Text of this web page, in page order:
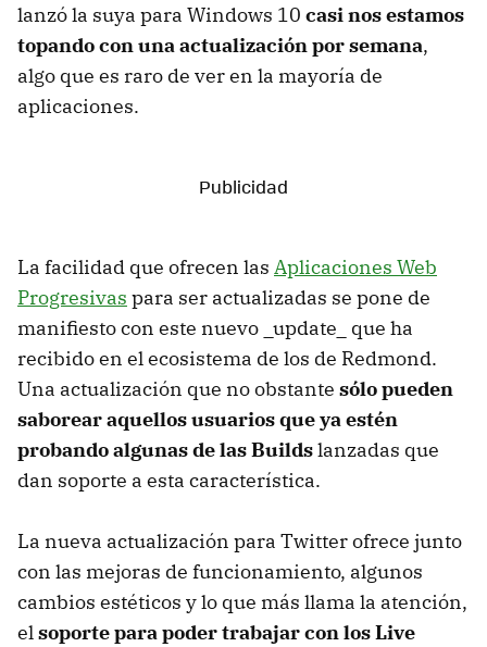
lanzó la suya para Windows 10 casi nos estamos
topando con una actualización por semana,
algo que es raro de ver en la mayoría de
aplicaciones.
La facilidad que ofrecen las Aplicaciones Web
Progresivas para ser actualizadas se pone de
manifiesto con este nuevo _update_ que ha
recibido en el ecosistema de los de Redmond.
Una actualización que no obstante sólo pueden
saborear aquellos usuarios que ya estén
probando algunas de las Buildslanzadas que
dan soporte a esta característica.
La nueva actualización para Twitter ofrece junto
con las mejoras de funcionamiento, algunos
cambios estéticos y lo que más llama la atención,
elsoporte para poder trabajar con los Live